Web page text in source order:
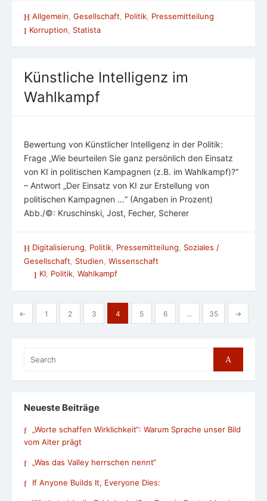
Allgemein Gesellschaft Politik Pressemitteilung
Korruption
Statista
Künstliche Intelligenz im
Wahlkampf
Bewertung von Künstlicher Intelligenz in der Politik:
Frage „Wie beurteilen Sie ganz persönlich den Einsatz
von KI in politischen Kampagnen (z.B. im Wahlkampf)?“
– Antwort „Der Einsatz von KI zur Erstellung von
politischen Kampagnen …“ (Angaben in Prozent)
Abb./©: Kruschinski, Jost, Fecher, Scherer
Digitalisierung Politik Pressemitteilung
Soziales /
Gesellschaft, Studien, Wissenschaft
KI, Politik, Wahlkampf
Seitennummerierung
der
← 1 2 3 4 5 6 … 35 →
for:
Search
Neueste Beiträge
„Worte schaffen Wirklichkeit“: Warum Sprache unser Bild
vom Alter prägt
„Was das Valley herrschen nennt“
If Anyone Builds It, Everyone Dies: